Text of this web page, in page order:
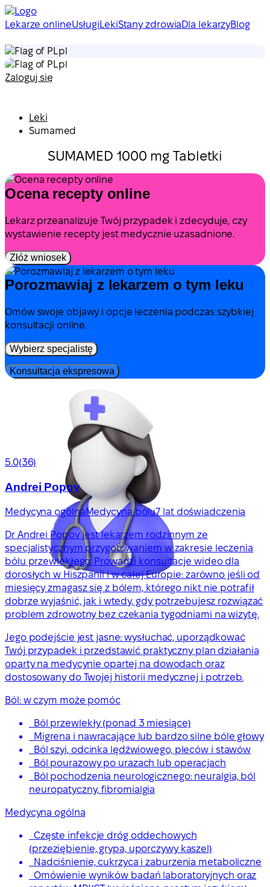
Lekarze onlineUsługi LekiStany zdrowiaDla lekarzyBlog
pl
pl
Zaloguj się
Leki
Sumamed
SUMAMED 1000 mg Tabletki
Ocena recepty online
Lekarz przeanalizuje Twój przypadek i zdecyduje, czy
wystawienie recepty jest medycznie uzasadnione.
Złóż wniosek
Porozmawiaj z lekarzem o tym leku
Omów swoje objawy i opcje leczenia podczas szybkiej
konsultacji online.
Wybierz specjalistę
Konsultacja ekspresowa
5.0(36)
Andrei Popov
Medycyna ogólna Medycyna bólu7 lat doświadczenia
Dr Andrei Popov jest lekarzem rodzinnym ze
specjalistycznym przygotowaniem w zakresie leczenia
bólu przewlekłego. Prowadzi konsultacje wideo dla
dorosłych w Hiszpanii i w całej Europie: zarówno jeśli od
miesięcy zmagasz się z bólem, którego nikt nie potrafił
dobrze wyjaśnić, jak i wtedy, gdy potrzebujesz rozwiązać
problem zdrowotny bez czekania tygodniami na wizytę.
Jego podejście jest jasne: wysłuchać, uporządkować
Twój przypadek i przedstawić praktyczny plan działania
oparty na medycynie opartej na dowodach oraz
dostosowany do Twojej historii medycznej i potrzeb.
Ból: w czym może pomóc
Ból przewlekły (ponad 3 miesiące)
Migrena i nawracające lub bardzo silne bóle głowy
Ból szyi, odcinka lędźwiowego, pleców i stawów
Ból pourazowy po urazach lub operacjach
Ból pochodzenia neurologicznego: neuralgia, ból
neuropatyczny, fibromialgia
Medycyna ogólna
Częste infekcje dróg oddechowych
(przeziębienie, grypa, uporczywy kaszel)
Nadciśnienie, cukrzyca i zaburzenia metaboliczne
Omówienie wyników badań laboratoryjnych oraz